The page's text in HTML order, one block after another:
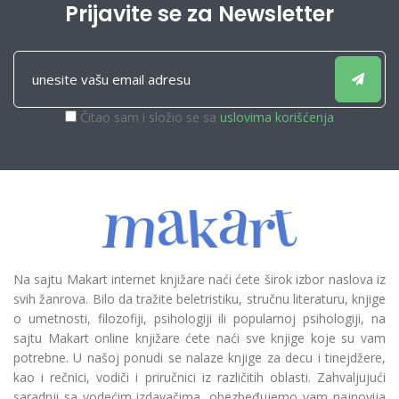
Prijavite se za Newsletter
Čitao sam i složio se sa uslovima korišćenja
Na sajtu Makart internet knjižare naći ćete širok izbor naslova iz
svih žanrova. Bilo da tražite beletristiku, stručnu literaturu, knjige
o umetnosti, filozofiji, psihologiji ili popularnoj psihologiji, na
sajtu Makart online knjižare ćete naći sve knjige koje su vam
potrebne. U našoj ponudi se nalaze knjige za decu i tinejdžere,
kao i rečnici, vodiči i priručnici iz različitih oblasti. Zahvaljujući